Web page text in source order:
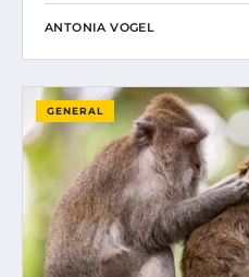
ANTONIA VOGEL
GENERAL